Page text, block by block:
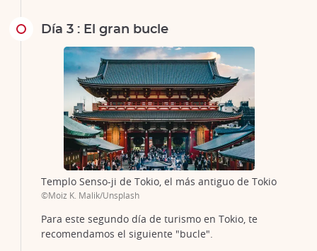
Día 3 : El gran bucle
Templo Senso-ji de Tokio, el más antiguo de Tokio
©Moiz K. Malik/Unsplash
Para este segundo día de turismo en Tokio, te
recomendamos el siguiente "bucle".